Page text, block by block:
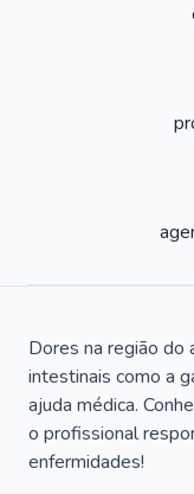
Dores na região do
intestinais como a
ajuda médica.
o profissional
enfermidades!